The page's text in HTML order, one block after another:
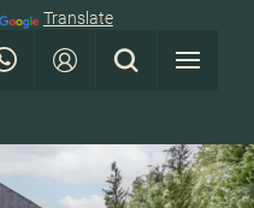
Translate